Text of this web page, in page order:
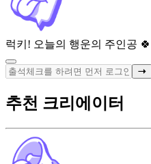
럭키! 오늘의 행운의 주인공 🍀
추천 크리에이터